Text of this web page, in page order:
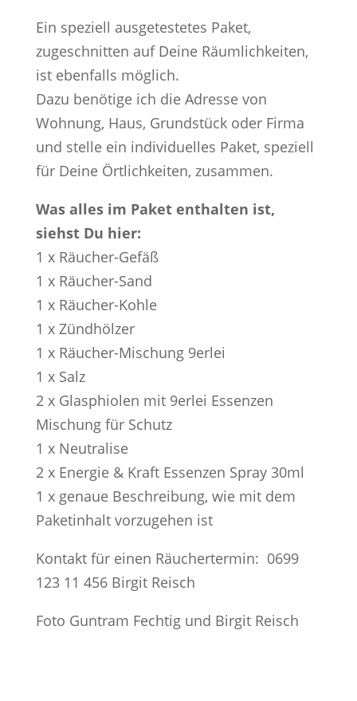
Ein speziell ausgetestetes Paket,
zugeschnitten auf Deine Räumlichkeiten,
ist ebenfalls möglich.
Dazu benötige ich die Adresse von
Wohnung, Haus, Grundstück oder Firma
und stelle ein individuelles Paket, speziell
für Deine Örtlichkeiten, zusammen.
Was alles im Paket enthalten ist,
siehst Du hier:
1 x Räucher-Gefäß
1 x Räucher-Sand
1 x Räucher-Kohle
1 x Zündhölzer
1 x Räucher-Mischung 9erlei
1 x Salz
2 x Glasphiolen mit 9erlei Essenzen
Mischung für Schutz
1 x Neutralise
2 x Energie & Kraft Essenzen Spray 30ml
1 x genaue Beschreibung, wie mit dem
Paketinhalt vorzugehen ist
Kontakt für einen Räuchertermin: 0699
123 11 456 Birgit Reisch
Foto Guntram Fechtig und Birgit Reisch